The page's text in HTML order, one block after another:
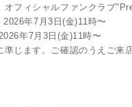
オフィシャルファンクラブ
年7月3日(金)11時〜
年7月3日(金)11時〜
じます。ご確認のうえご来